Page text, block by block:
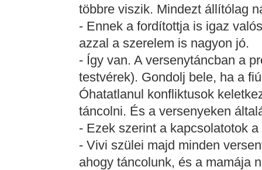
többre viszik. Mindezt állítólag
- Ennek a fordítottja is igaz
azzal a szerelem is nagyon jó.
- Így van. A versenytáncban a
testvérek). Gondolj bele, ha a
Óhatatlanul konfliktusok
táncolni. És a versenyeken
- Ezek szerint a kapcsolatotok
- Vivi szülei majd minden
ahogy táncolunk, és a mamája